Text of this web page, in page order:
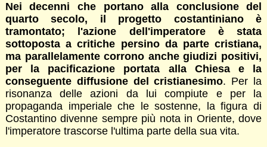
Nei decenni che portano alla conclusione del
quarto secolo, il progetto costantiniano è
tramontato; l'azione dell'imperatore è stata
sottoposta a critiche persino da parte cristiana,
ma parallelamente corrono anche giudizi positivi,
per la pacificazione portata alla Chiesa e la
conseguente diffusione del cristianesimo. Per la
risonanza delle azioni da lui compiute e per la
propaganda imperiale che le sostenne, la figura di
Costantino divenne sempre più nota in Oriente, dove
l'imperatore trascorse l'ultima parte della sua vita.